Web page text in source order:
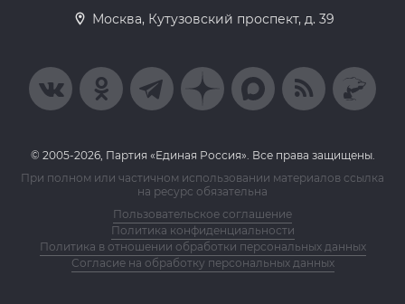
Москва, Кутузовский проспект, д. 39
© 2005-2026, Партия «Единая Россия». Все права защищены.
При полном или частичном использовании материалов ссылка
на ресурс обязательна
Пользовательское соглашение
Политика конфиденциальности
Политика в отношении обработки персональных данных
Согласие на обработку персональных данных